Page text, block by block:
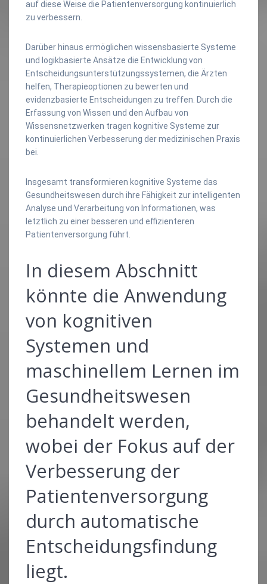
auf diese Weise die Patientenversorgung kontinuierlich
zu verbessern.
Darüber hinaus ermöglichen wissensbasierte Systeme
und logikbasierte Ansätze die Entwicklung von
Entscheidungsunterstützungssystemen, die Ärzten
helfen, Therapieoptionen zu bewerten und
evidenzbasierte Entscheidungen zu treffen. Durch die
Erfassung von Wissen und den Aufbau von
Wissensnetzwerken tragen kognitive Systeme zur
kontinuierlichen Verbesserung der medizinischen Praxis
bei.
Insgesamt transformieren kognitive Systeme das
Gesundheitswesen durch ihre Fähigkeit zur intelligenten
Analyse und Verarbeitung von Informationen, was
letztlich zu einer besseren und effizienteren
Patientenversorgung führt.
In diesem Abschnitt
könnte die Anwendung
von kognitiven
Systemen und
maschinellem Lernen im
Gesundheitswesen
behandelt werden,
wobei der Fokus auf der
Verbesserung der
Patientenversorgung
durch automatische
Entscheidungsfindung
liegt.